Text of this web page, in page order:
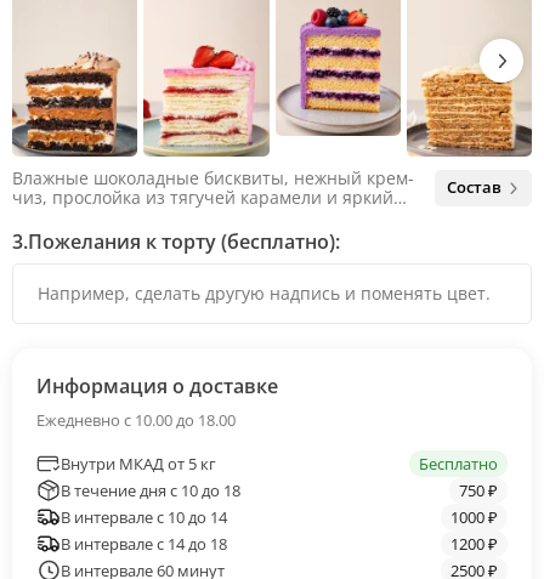
Влажные шоколадные бисквиты, нежный крем-
чиз, прослойка из тягучей карамели и яркий
яркий вкус шоколада и тягучей карамели, не
оставляя ни единого шанса остаться
Состав
3.Пожелания к торту (бесплатно):
Информация о доставке
Ежедневно с 10.00 до 18.00
Внутри МКАД от 5 кг
Бесплатно
В течение дня с 10 до 18
750 ₽
В интервале с 10 до 14
1000 ₽
В интервале с 14 до 18
1200 ₽
В интервале 60 минут
2500 ₽